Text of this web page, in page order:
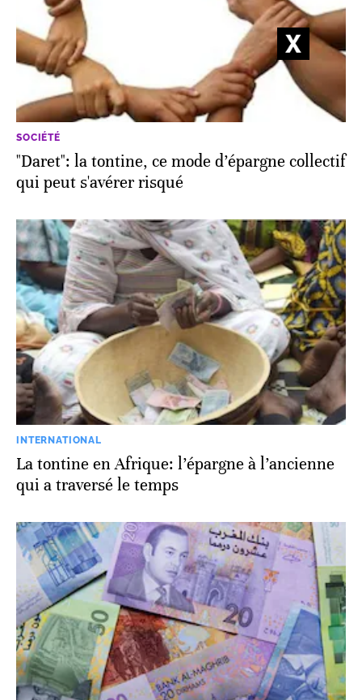
SOCIÉTÉ
"Daret": la tontine, ce mode d’épargne collectif
qui peut s'avérer risqué
INTERNATIONAL
La tontine en Afrique: l’épargne à l’ancienne
qui a traversé le temps